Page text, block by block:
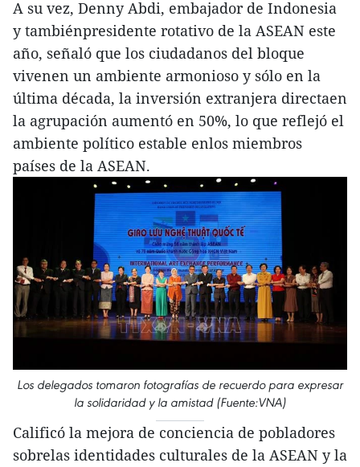
A su vez, Denny Abdi, embajador de Indonesia
y tambiénpresidente rotativo de la ASEAN este
año, señaló que los ciudadanos del bloque
vivenen un ambiente armonioso y sólo en la
última década, la inversión extranjera directaen
la agrupación aumentó en 50%, lo que reflejó el
ambiente político estable enlos miembros
países de la ASEAN.
Los delegados tomaron fotografías de recuerdo para expresar
la solidaridad y la amistad (Fuente:VNA)
Calificó la mejora de conciencia de pobladores
sobrelas identidades culturales de la ASEAN y la